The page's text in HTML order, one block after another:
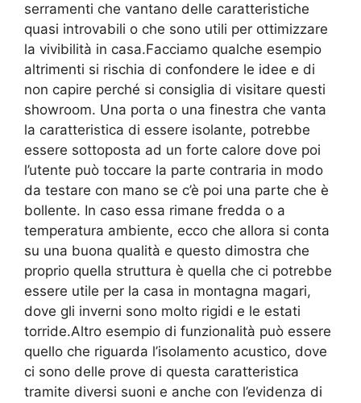
serramenti che vantano delle caratteristiche
quasi introvabili o che sono utili per ottimizzare
la vivibilità in casa.Facciamo qualche esempio
altrimenti si rischia di confondere le idee e di
non capire perché si consiglia di visitare questi
showroom. Una porta o una finestra che vanta
la caratteristica di essere isolante, potrebbe
essere sottoposta ad un forte calore dove poi
l’utente può toccare la parte contraria in modo
da testare con mano se c’è poi una parte che è
bollente. In caso essa rimane fredda o a
temperatura ambiente, ecco che allora si conta
su una buona qualità e questo dimostra che
proprio quella struttura è quella che ci potrebbe
essere utile per la casa in montagna magari,
dove gli inverni sono molto rigidi e le estati
torride.Altro esempio di funzionalità può essere
quello che riguarda l’isolamento acustico, dove
ci sono delle prove di questa caratteristica
tramite diversi suoni e anche con l’evidenza di